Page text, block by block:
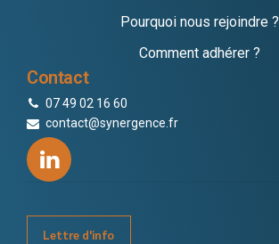
Pourquoi nous rejoindre ?
Comment adhérer ?
Contact
07 49 02 16 60
contact@synergence.fr
Lettre d'info